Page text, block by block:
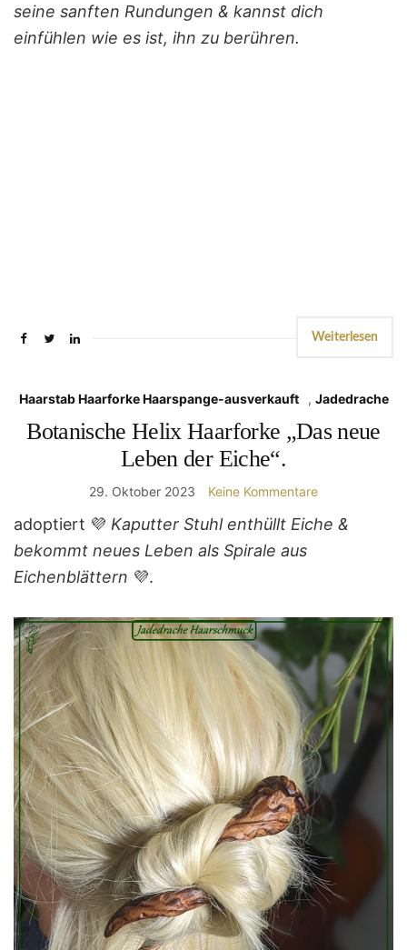
seine sanften Rundungen & kannst dich
einfühlen wie es ist, ihn zu berühren.
Weiterlesen
Haarstab Haarforke Haarspange-ausverkauft , Jadedrache
Botanische Helix Haarforke „Das neue
Leben der Eiche“.
29. Oktober 2023 Keine Kommentare
adoptiert 💜 Kaputter Stuhl enthüllt Eiche &
bekommt neues Leben als Spirale aus
Eichenblättern 💜.